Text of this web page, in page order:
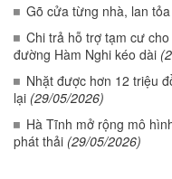
Gõ cửa từng nhà, lan
Chi trả hỗ trợ tạm cư
đường Hàm Nghi kéo dài
Nhặt được hơn 12 triệu
lại (29/05/2026)
Hà Tĩnh mở rộng mô
phát thải (29/05/2026)